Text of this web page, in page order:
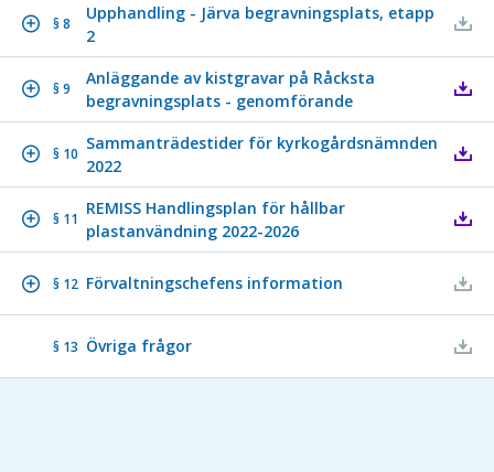
§ 8
Upphandling - Järva begravningsplats, etapp
2
§ 9
Anläggande av kistgravar på Råcksta
begravningsplats - genomförande
§ 10
Sammanträdestider för kyrkogårdsnämnden
2022
§ 11
REMISS Handlingsplan för hållbar
plastanvändning 2022-2026
§ 12 Förvaltningschefens information
§ 13 Övriga frågor